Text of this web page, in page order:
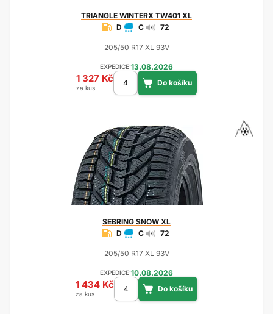
TRIANGLE WINTERX TW401 XL
D
C 72
205/50 R17 XL 93V
EXPEDICE:13.08.2026
1 327 Kč
za kus
SEBRING SNOW XL
D
C 72
205/50 R17 XL 93V
EXPEDICE:10.08.2026
1 434 Kč
za kus